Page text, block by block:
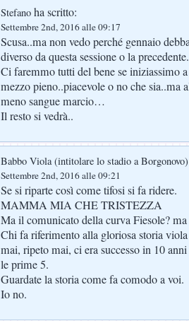
Stefano ha scritto:
Settembre 2nd, 2016 alle 09:17
Scusa..ma non vedo perché gennaio
diverso da questa sessione o la
Ci faremmo tutti del bene se iniziassimo
mezzo pieno..piacevole o no che sia..ma
meno sangue marcio…
Il resto si vedrà..
Babbo Viola (intitolare lo stadio a Borgonovo)
Settembre 2nd, 2016 alle 09:21
Se si riparte così come tifosi si fa ridere.
MAMMA MIA CHE TRISTEZZA
Ma il comunicato della curva Fiesole? ma
Chi fa riferimento alla gloriosa storia
mai, ripeto mai, ci era successo in 10
le prime 5.
Guardate la storia come fa comodo a voi.
Io no.